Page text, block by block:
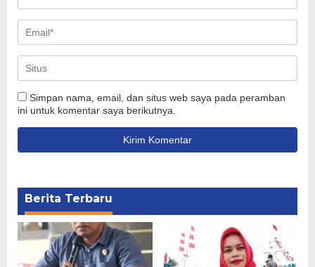
Simpan nama, email, dan situs web saya pada peramban
ini untuk komentar saya berikutnya.
Berita Terbaru